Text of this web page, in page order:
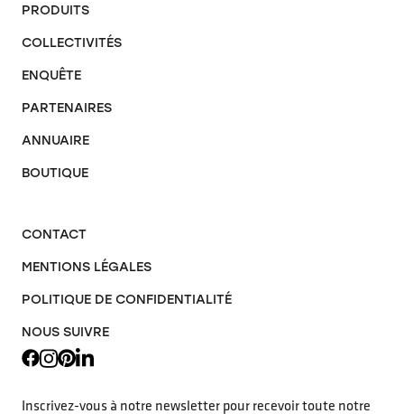
PRODUITS
COLLECTIVITÉS
ENQUÊTE
PARTENAIRES
ANNUAIRE
BOUTIQUE
CONTACT
MENTIONS LÉGALES
POLITIQUE DE CONFIDENTIALITÉ
NOUS SUIVRE
Inscrivez-vous à notre newsletter pour recevoir toute notre